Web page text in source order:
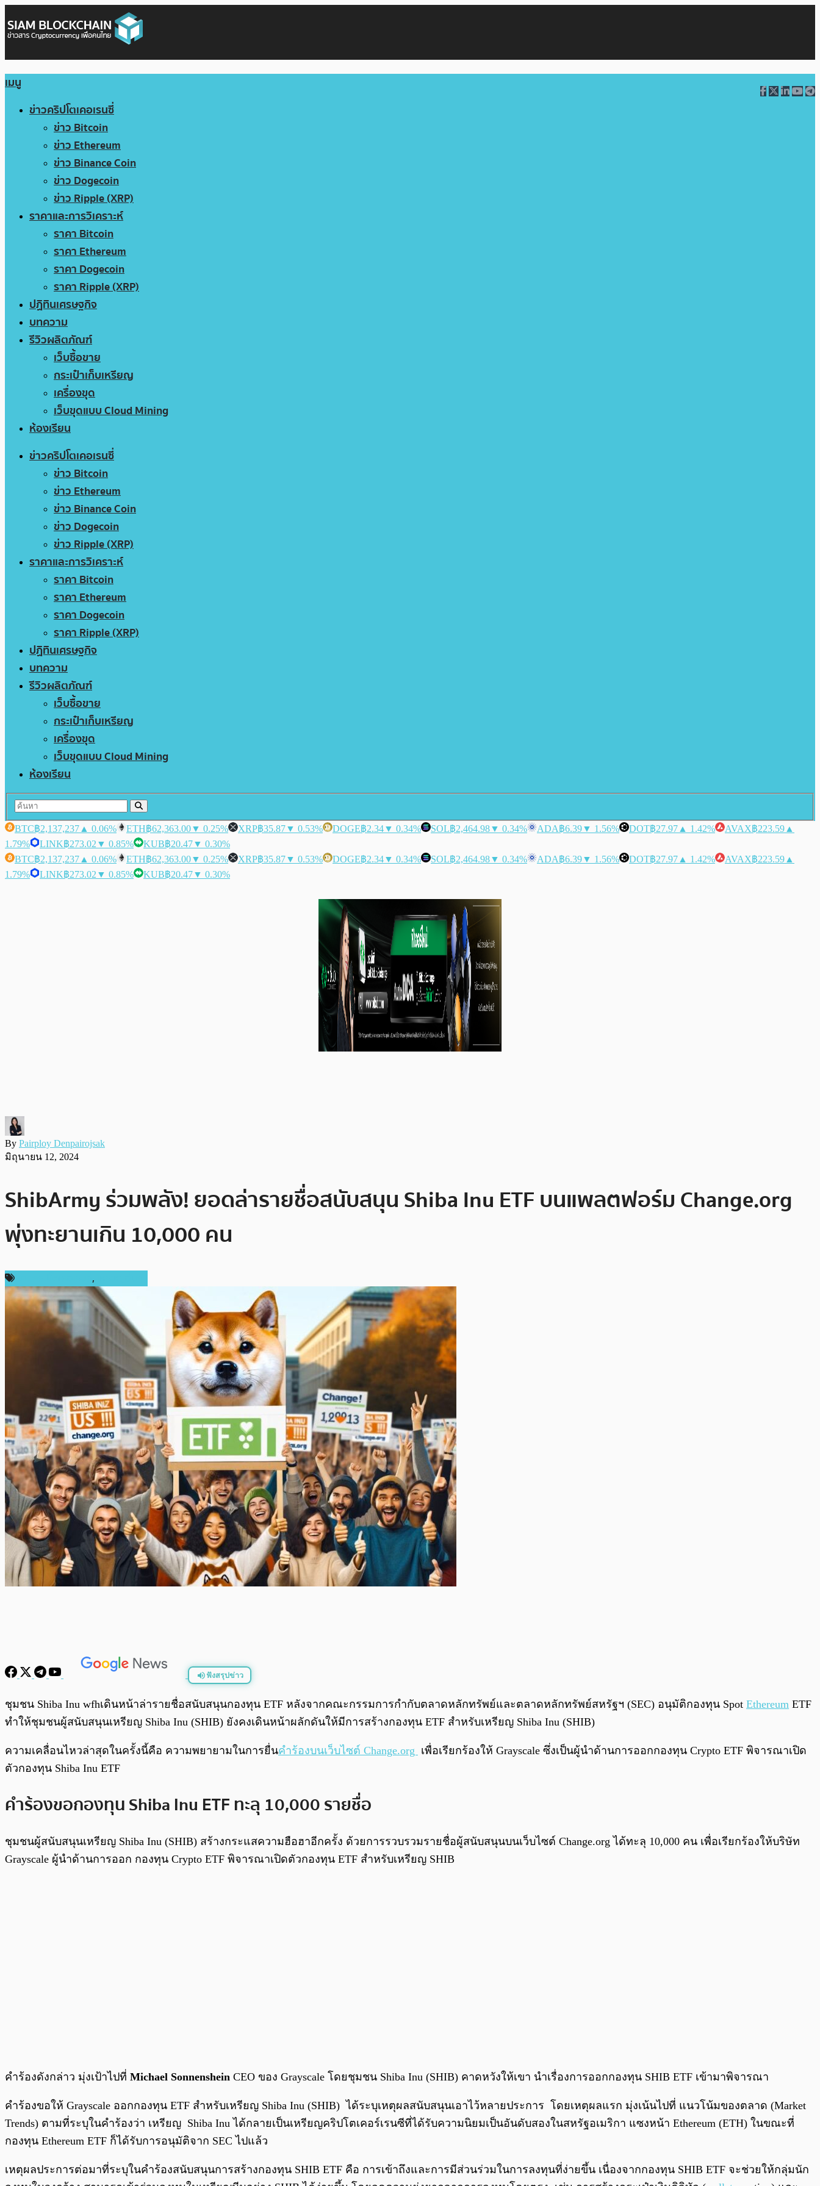
เมนู
ข่าวคริปโตเคอเรนซี่
ข่าว Bitcoin
ข่าว Ethereum
ข่าว Binance Coin
ข่าว Dogecoin
ข่าว Ripple (XRP)
ราคาและการวิเคราะห์
ราคา Bitcoin
ราคา Ethereum
ราคา Dogecoin
ราคา Ripple (XRP)
ปฏิทินเศรษฐกิจ
บทความ
รีวิวผลิตภัณฑ์
เว็บซื้อขาย
กระเป๋าเก็บเหรียญ
เครื่องขุด
เว็บขุดแบบ Cloud Mining
ห้องเรียน
ข่าวคริปโตเคอเรนซี่
ข่าว Bitcoin
ข่าว Ethereum
ข่าว Binance Coin
ข่าว Dogecoin
ข่าว Ripple (XRP)
ราคาและการวิเคราะห์
ราคา Bitcoin
ราคา Ethereum
ราคา Dogecoin
ราคา Ripple (XRP)
ปฏิทินเศรษฐกิจ
บทความ
รีวิวผลิตภัณฑ์
เว็บซื้อขาย
กระเป๋าเก็บเหรียญ
เครื่องขุด
เว็บขุดแบบ Cloud Mining
ห้องเรียน
BTC฿2,137,237 ▲ 0.06% ETH฿62,363.00▼ 0.25% XRP฿35.87▼ 0.53% DOGE฿2.34▼ 0.34% SOL฿2,464.98▼ 0.34% ADA฿6.39▼ 1.56% DOT฿27.97 ▲ 1.42% AVAX฿223.59 ▲
1.79%
LINK฿273.02 ▼ 0.85% KUB฿20.47▼ 0.30%
BTC฿2,137,237 ▲ 0.06% ETH฿62,363.00▼ 0.25% XRP฿35.87▼ 0.53% DOGE฿2.34▼ 0.34% SOL฿2,464.98▼ 0.34% ADA฿6.39▼ 1.56% DOT฿27.97 ▲ 1.42% AVAX฿223.59 ▲
1.79%
LINK฿273.02 ▼ 0.85% KUB฿20.47▼ 0.30%
By Pairploy Denpairojsak
มิถุนายน 12, 2024
ShibArmy ร่วมพลัง! ยอดล่ารายชื่อสนับสนุน Shiba Inu ETF บนแพลตฟอร์ม Change.org
พุ่งทะยานเกิน 10,000 คน
,
ฟังสรุปข่าว
พร้อมเล่น 0:00/
ชุมชน Shiba Inu wfhเดินหน้าล่ารายชื่อสนับสนุนกองทุน ETF หลังจากคณะกรรมการกำกับตลาดหลักทรัพย์และตลาดหลักทรัพย์สหรัฐฯ (SEC) อนุมัติกองทุน Spot Ethereum ETF
ทำให้ชุมชนผู้สนับสนุนเหรียญ Shiba Inu (SHIB) ยังคงเดินหน้าผลักดันให้มีการสร้างกองทุน ETF สำหรับเหรียญ Shiba Inu (SHIB)
ความเคลื่อนไหวล่าสุดในครั้งนี้คือ ความพยายามในการยื่นคำร้องบนเว็บไซต์ Change.org เพื่อเรียกร้องให้ Grayscale ซึ่งเป็นผู้นำด้านการออกกองทุน Crypto ETF พิจารณาเปิด
ตัวกองทุน Shiba Inu ETF
คำร้องขอกองทุน Shiba Inu ETF ทะลุ 10,000 รายชื่อ
ชุมชนผู้สนับสนุนเหรียญ Shiba Inu (SHIB) สร้างกระแสความฮือฮาอีกครั้ง ด้วยการรวบรวมรายชื่อผู้สนับสนุนบนเว็บไซต์ Change.org ได้ทะลุ 10,000 คน เพื่อเรียกร้องให้บริษัท
Grayscale ผู้นำด้านการออก กองทุน Crypto ETF พิจารณาเปิดตัวกองทุน ETF สำหรับเหรียญ SHIB
คำร้องดังกล่าว มุ่งเป้าไปที่ Michael Sonnenshein CEO ของ Grayscale โดยชุมชน Shiba Inu (SHIB) คาดหวังให้เขา นำเรื่องการออกกองทุน SHIB ETF เข้ามาพิจารณา
คำร้องขอให้ Grayscale ออกกองทุน ETF สำหรับเหรียญ Shiba Inu (SHIB) ได้ระบุเหตุผลสนับสนุนเอาไว้หลายประการ โดยเหตุผลแรก มุ่งเน้นไปที่ แนวโน้มของตลาด (Market
Trends) ตามที่ระบุในคำร้องว่า เหรียญ Shiba Inu ได้กลายเป็นเหรียญคริปโตเคอร์เรนซีที่ได้รับความนิยมเป็นอันดับสองในสหรัฐอเมริกา แซงหน้า Ethereum (ETH) ในขณะที่
กองทุน Ethereum ETF ก็ได้รับการอนุมัติจาก SEC ไปแล้ว
เหตุผลประการต่อมาที่ระบุในคำร้องสนับสนุนการสร้างกองทุน SHIB ETF คือ การเข้าถึงและการมีส่วนร่วมในการลงทุนที่ง่ายขึ้น เนื่องจากกองทุน SHIB ETF จะช่วยให้กลุ่มนัก